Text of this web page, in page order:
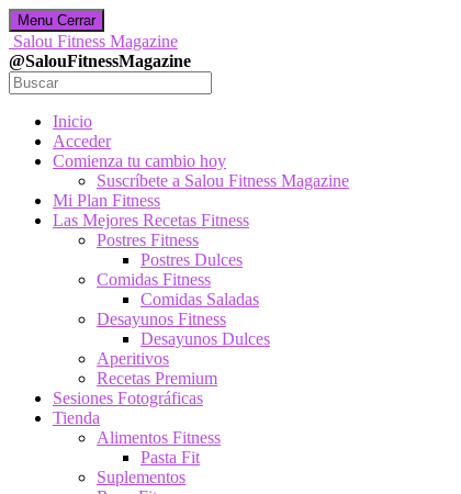
Menu Cerrar
Salou Fitness Magazine
@SalouFitnessMagazine
Inicio
Acceder
Comienza tu cambio hoy
Suscríbete a Salou Fitness Magazine
Mi Plan Fitness
Las Mejores Recetas Fitness
Postres Fitness
Postres Dulces
Comidas Fitness
Comidas Saladas
Desayunos Fitness
Desayunos Dulces
Aperitivos
Recetas Premium
Sesiones Fotográficas
Tienda
Alimentos Fitness
Pasta Fit
Suplementos